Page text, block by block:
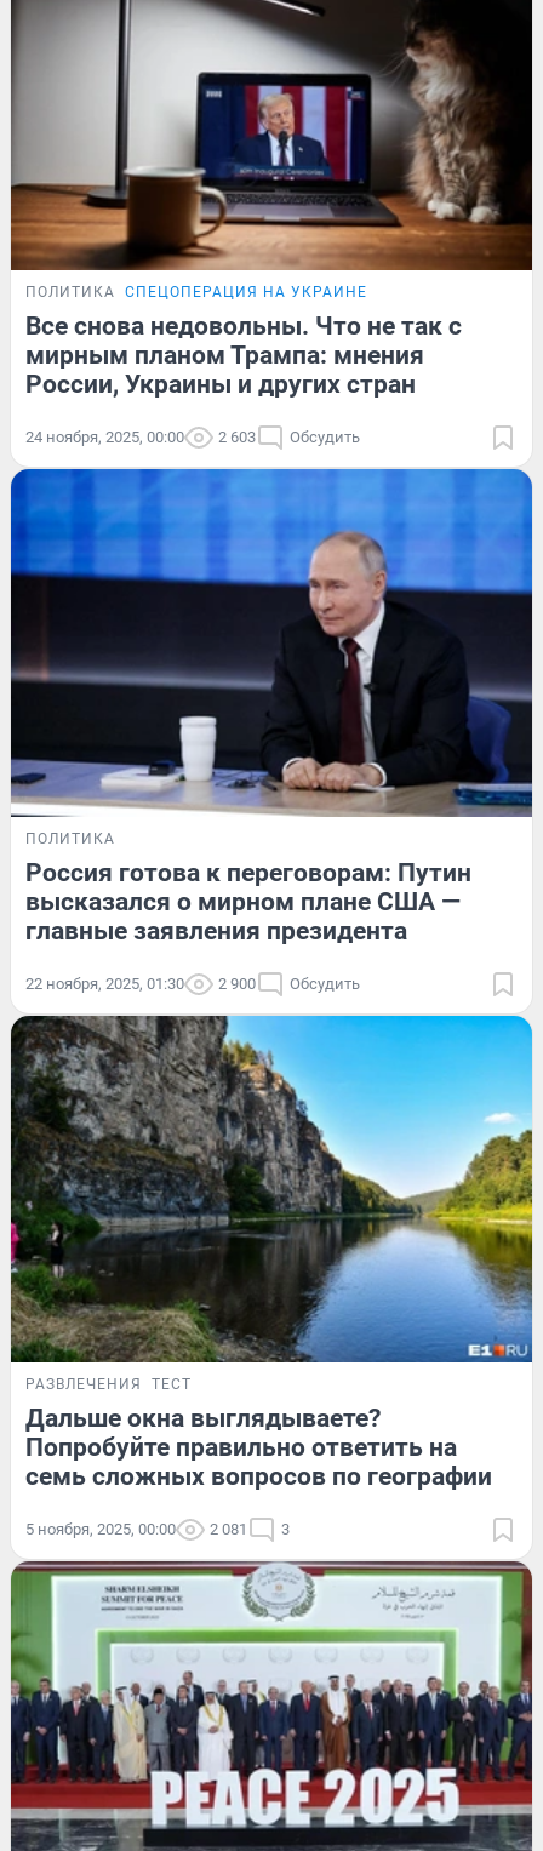
ПОЛИТИКА СПЕЦОПЕРАЦИЯ НА УКРАИНЕ
Все снова недовольны. Что не так с
мирным планом Трампа: мнения
России, Украины и других стран
24 ноября, 2025, 00:00 2 603 Обсудить
ПОЛИТИКА
Россия готова к переговорам: Путин
высказался о мирном плане США —
главные заявления президента
22 ноября, 2025, 01:30 2 900 Обсудить
РАЗВЛЕЧЕНИЯ ТЕСТ
Дальше окна выглядываете?
Попробуйте правильно ответить на
семь сложных вопросов по географии
5 ноября, 2025, 00:00 2 081 3